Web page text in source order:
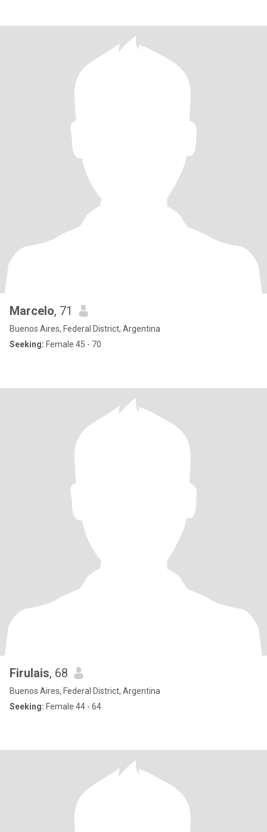
Marcelo, 71
Buenos Aires, Federal District, Argentina
Seeking: Female 45 - 70
Firulais, 68
Buenos Aires, Federal District, Argentina
Seeking: Female 44 - 64